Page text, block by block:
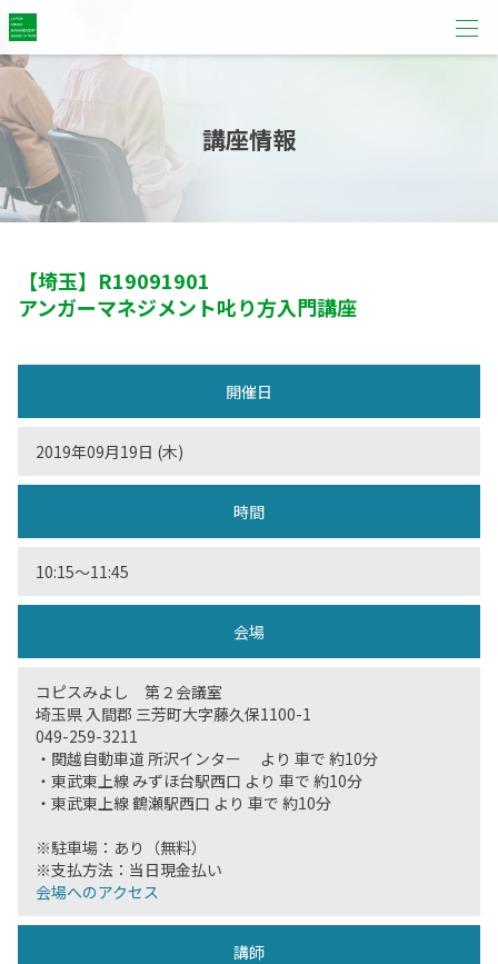
講座情報
【埼玉】 R19091901
アンガーマネジメント叱り方入門講座
開催日
2019年09月19日 (木)
時間
10:15〜11:45
会場
コピスみよし 第２会議室
埼玉県 入間郡 三芳町大字藤久保1100-1
049-259-3211
・関越自動車道 所沢インター より 車で 約10分
・東武東上線 みずほ台駅西口 より 車で 約10分
・東武東上線 鶴瀬駅西口 より 車で 約10分
※駐車場：あり（無料）
※支払方法：当日現金払い
会場へのアクセス
講師